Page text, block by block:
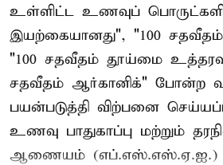
உள்ளிட்ட உணவுப்
இயற்கையானது", "100
"100 சதவீதம் தூய்மை
சதவீதம் ஆர்கானிக்" போன்ற
பயன்படுத்தி விற்பனை
உணவு பாதுகாப்பு மற்றும்
ஆணையம் (எப்.எஸ்.எஸ்.ஏ.ஐ.)